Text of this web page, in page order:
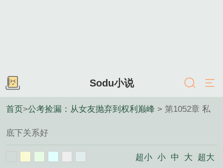
Sodu小说
首页>公考捡漏：从女友抛弃到权利巅峰 > 第1052章 私
底下关系好
超小 小 中 大 超大